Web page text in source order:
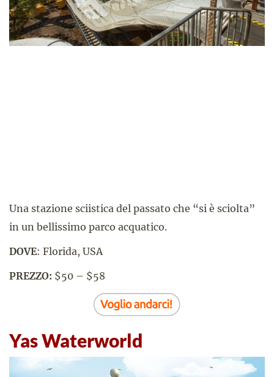
Una stazione sciistica del passato che “si è sciolta”
in un bellissimo parco acquatico.
DOVE: Florida, USA
PREZZO: $50 – $58
Yas Waterworld